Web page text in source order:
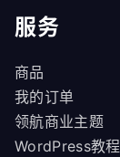
服务
商品
我的订单
领航商业主题
WordPress教程